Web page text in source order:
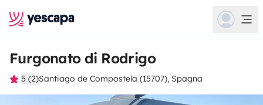
Furgonato di Rodrigo
5 (2)Santiago de Compostela (15707), Spagna